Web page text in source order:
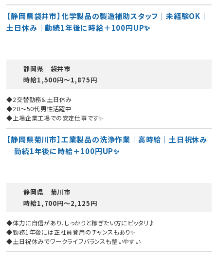
【静岡県袋井市】化学製品の製造補助スタッフ｜未経験OK｜
土日休み｜勤続1年後に時給＋100円UP✨
静岡県 袋井市
時給1,500円〜1,875円
◆2交替勤務＆土日休み
◆20〜50代男性活躍中
◆上場企業工場での安定仕事です✨
【静岡県菊川市】工業製品の洗浄作業｜高時給｜土日祝休み
｜勤続1年後に時給＋100円UP✨
静岡県 菊川市
時給1,700円〜2,125円
◆体力に自信があり、しっかりと稼ぎたい方にピッタリ♪
◆勤務1年後には正社員登用のチャンスもあり✨
◆土日祝休みでワークライフバランスも整いやすい